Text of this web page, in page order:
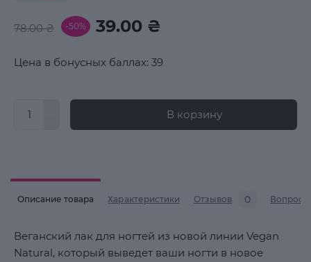
78.00 ₴ -50% 39.00 ₴
Цена в бонусных баллах: 39
В корзину
Описание товара Характеристики Отзывов 0 Вопросы
Веганский лак для ногтей из новой линии Vegan
Natural, который выведет ваши ногти в новое